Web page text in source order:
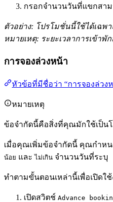
กรอกจำนวนวันที่แขกสา
ตัวอย่าง: โปรโมชั่นนี้ใช้ได้เฉพ
หมายเหตุ: ระยะเวลาการเข้าพั
การจองล่วงหน้า
หัวข้อที่มีชื่อว่า “การจองล่วง
หมายเหตุ
ข้อจำกัดนี้คือสิ่งที่คุณมักใช้เป็น
เมื่อคุณเพิ่มข้อจำกัดนี้ คุณกำห
น้อย และไม่เกิน จำนวนวันที่ระบุ
ทำตามขั้นตอนเหล่านี้เพื่อเปิดใ
เปิดสวิตช์ Advance